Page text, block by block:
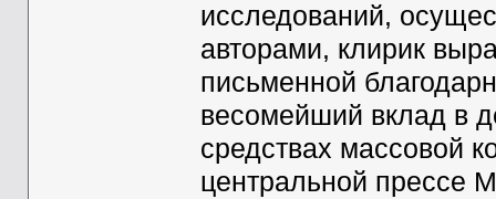
исследований,
авторами, клирик
письменной
весомейший вклад в
средствах массовой
центральной прессе